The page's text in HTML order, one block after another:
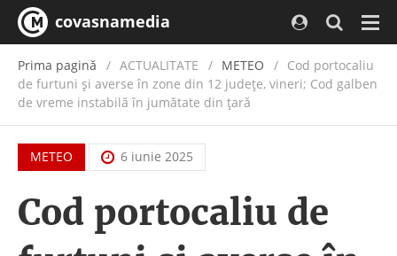
covasnamedia
Prima pagină ACTUALITATE / METEO
Cod portocaliu
de furtuni și averse în zone din 12 județe, vineri; Cod galben
de vreme instabilă în jumătate din țară
METEO 6 iunie 2025
Cod portocaliu de